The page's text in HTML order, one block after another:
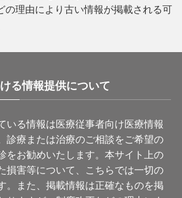
の理由により古い情報が掲載される可
る情報提供について
いる情報は医療従事者向け医療情報
診療または治療のご相談をご希望の
をお勧めいたします。本サイト上の
損害等について、こちらでは一切の
。また、掲載情報は正確なものを掲